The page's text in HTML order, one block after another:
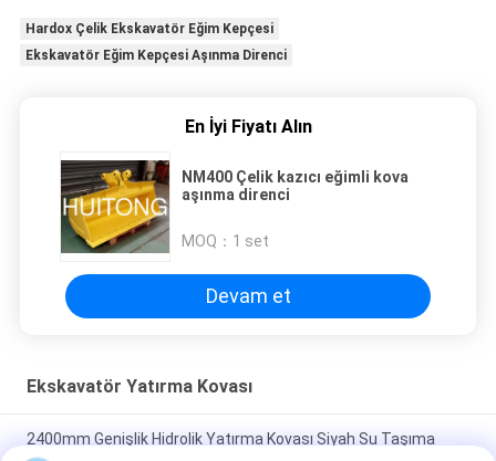
Hardox Çelik Ekskavatör Eğim Kepçesi
Ekskavatör Eğim Kepçesi Aşınma Direnci
En İyi Fiyatı Alın
NM400 Çelik kazıcı eğimli kova
aşınma direnci
MOQ： 1 set
Devam et
Ekskavatör Yatırma Kovası
2400mm Genişlik Hidrolik Yatırma Kovası Siyah Su Taşıma